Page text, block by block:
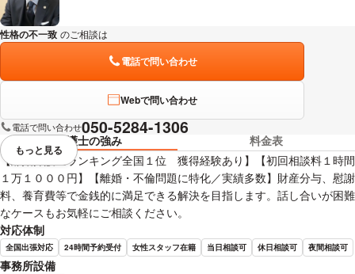
性格の不一致 のご相談は
電話で問い合わせ
Webで問い合わせ
電話で問い合わせ050-5284-1306
弁護士の強み
料金表
【離婚弁護士ランキング全国１位 獲得経験あり】【初回相談料１時間
１万１０００円】【離婚・不倫問題に特化／実績多数】財産分与、慰謝
料、養育費等で金銭的に満足できる解決を目指します。話し合いが困難
なケースもお気軽にご相談ください。
対応体制
全国出張対応 24時間予約受付 女性スタッフ在籍 当日相談可 休日相談可 夜間相談可
事務所設備
視覚的に省略されている要素を
もっと見る